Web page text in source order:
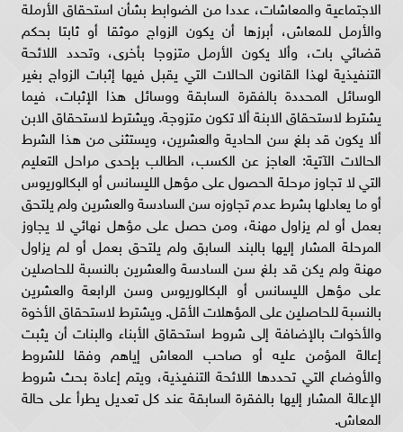
الاجتماعية والمعاشات، عددا من الضوابط بشأن استحقاق الأرملة
والأرمل للمعاش، أبرزها أن يكون الزواج موثقا أو ثابتا بحكم
قضائي بات، وألا يكون الأرمل متزوجا بأخرى، وتحدد اللائحة
التنفيذية لهذا القانون الحالات التي يقبل فيها إثبات الزواج بغير
الوسائل المحددة بالفقرة السابقة ووسائل هذا الإثبات، فيما
يشترط لاستحقاق الابنة ألا تكون متزوجة. ويشترط لاستحقاق الابن
ألا يكون قد بلغ سن الحادية والعشرين، ويستثنى من هذا الشرط
الحالات الآتية: العاجز عن الكسب، الطالب بإحدى مراحل التعليم
التي لا تجاوز مرحلة الحصول على مؤهل الليسانس أو البكالوريوس
أو ما يعادلها بشرط عدم تجاوزه سن السادسة والعشرين ولم يلتحق
بعمل أو لم يزاول مهنة، ومن حصل على مؤهل نهائي لا يجاوز
المرحلة المشار إليها بالبند السابق ولم يلتحق بعمل أو لم يزاول
مهنة ولم يكن قد بلغ سن السادسة والعشرين بالنسبة للحاصلين
على مؤهل الليسانس أو البكالوريوس وسن الرابعة والعشرين
بالنسبة للحاصلين على المؤهلات الأقل. ويشترط لاستحقاق الأخوة
والأخوات بالإضافة إلى شروط استحقاق الأبناء والبنات أن يثبت
إعالة المؤمن عليه أو صاحب المعاش إياهم وفقا للشروط
والأوضاع التي تحددها اللائحة التنفيذية، ويتم إعادة بحث شروط
الإعالة المشار إليها بالفقرة السابقة عند كل تعديل يطرأ على حالة
المعاش.